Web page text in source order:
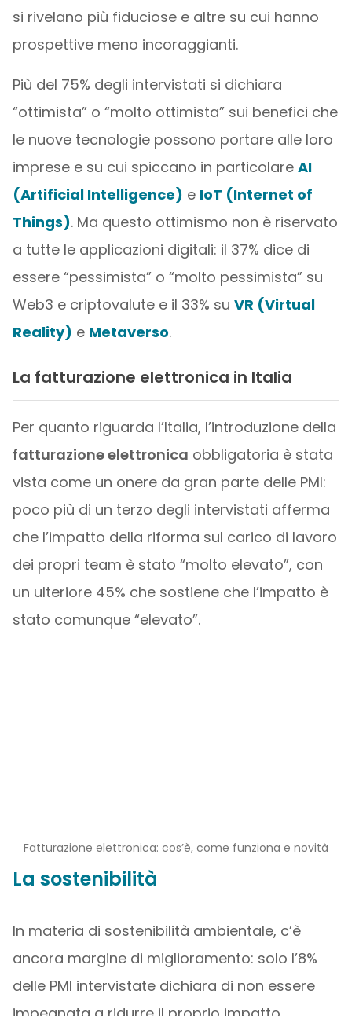
si rivelano più fiduciose e altre su cui hanno
prospettive meno incoraggianti.
Più del 75% degli intervistati si dichiara
“ottimista” o “molto ottimista” sui benefici che
le nuove tecnologie possono portare alle loro
imprese e su cui spiccano in particolare AI
(Artificial Intelligence) e IoT (Internet of
Things). Ma questo ottimismo non è riservato
a tutte le applicazioni digitali: il 37% dice di
essere “pessimista” o “molto pessimista” su
Web3 e criptovalute e il 33% su VR (Virtual
Reality) e Metaverso.
La fatturazione elettronica in Italia
Per quanto riguarda l’Italia, l’introduzione della
fatturazione elettronica obbligatoria è stata
vista come un onere da gran parte delle PMI:
poco più di un terzo degli intervistati afferma
che l’impatto della riforma sul carico di lavoro
dei propri team è stato “molto elevato”, con
un ulteriore 45% che sostiene che l’impatto è
stato comunque “elevato”.
Fatturazione elettronica: cos’è, come funziona e novità
La sostenibilità
In materia di sostenibilità ambientale, c’è
ancora margine di miglioramento: solo l’8%
delle PMI intervistate dichiara di non essere